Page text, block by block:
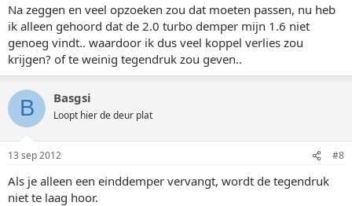
Na zeggen en veel opzoeken zou dat moeten passen, nu heb
ik alleen gehoord dat de 2.0 turbo demper mijn 1.6 niet
genoeg vindt.. waardoor ik dus veel koppel verlies zou
krijgen? of te weinig tegendruk zou geven..
B Basgsi
Loopt hier de deur plat
13 sep 2012 #8
Als je alleen een einddemper vervangt, wordt de tegendruk
niet te laag hoor.